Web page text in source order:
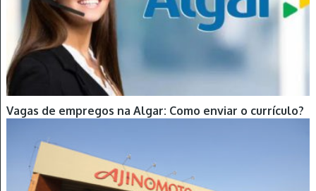
Vagas de empregos na Algar: Como enviar o currículo?